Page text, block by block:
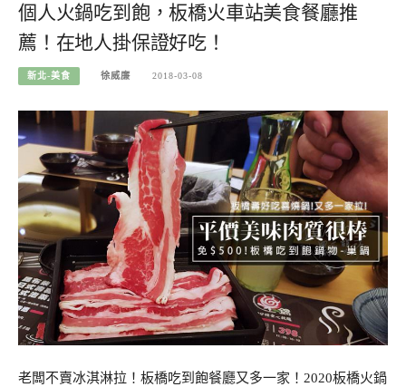
個人火鍋吃到飽，板橋火車站美食餐廳推
薦！在地人掛保證好吃！
新北-美食 徐威廉 2018-03-08
老闆不賣冰淇淋拉！板橋吃到飽餐廳又多一家！2020板橋火鍋